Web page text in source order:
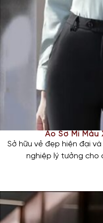
Áo Sơ Mi
Sở hữu vẻ đẹp hiện đại
nghiệp lý tưởng cho
Chất liệu vải cao cấp,